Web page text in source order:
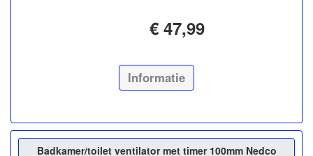
€ 47,99
Informatie
Badkamer/toilet ventilator met timer 100mm Nedco